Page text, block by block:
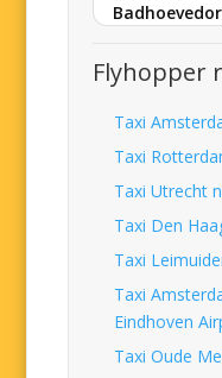
Flyhopper
Taxi
Taxi
Taxi Utrecht
Taxi Den
Taxi
Taxi
Eindhoven
Taxi Oude